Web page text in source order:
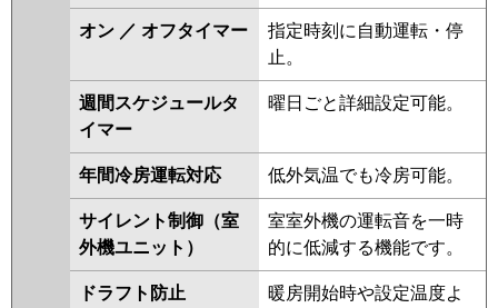
オン ／ オフタイマー
指定時刻に自動運転・停
止。
週間スケジュールタ
イマー
曜日ごと詳細設定可能。
年間冷房運転対応 低外気温でも冷房可能。
サイレント制御（室
外機ユニット）
室室外機の運転音を一時
的に低減する機能です。
ドラフト防止
暖房開始時や設定温度よ